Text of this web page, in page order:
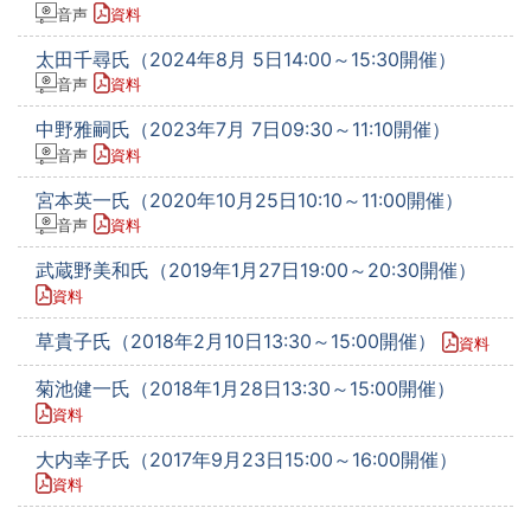
音声 資料
太田千尋氏（2024年8月 5日14:00～15:30開催）
音声 資料
中野雅嗣氏（2023年7月 7日09:30～11:10開催）
音声 資料
宮本英一氏（2020年10月25日10:10～11:00開催）
音声 資料
武蔵野美和氏（2019年1月27日19:00～20:30開催）
資料
草貴子氏（2018年2月10日13:30～15:00開催） 資料
菊池健一氏（2018年1月28日13:30～15:00開催）
資料
大内幸子氏（2017年9月23日15:00～16:00開催）
資料